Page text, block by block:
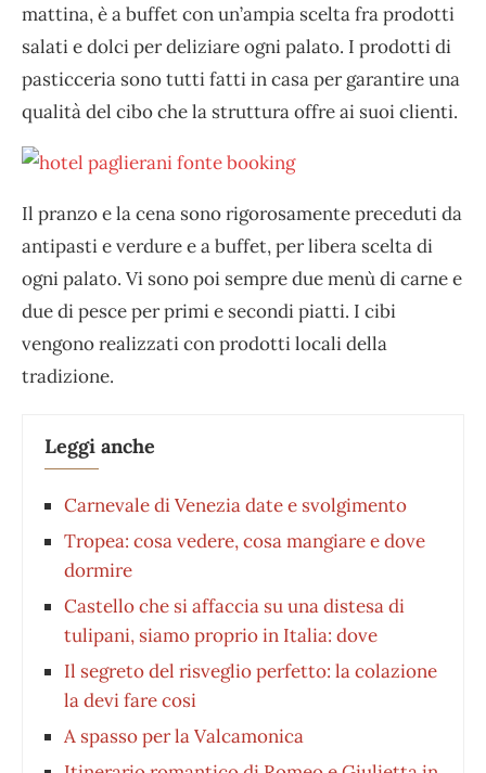
mattina, è a buffet con un’ampia scelta fra prodotti
salati e dolci per deliziare ogni palato. I prodotti di
pasticceria sono tutti fatti in casa per garantire una
qualità del cibo che la struttura offre ai suoi clienti.
Il pranzo e la cena sono rigorosamente preceduti da
antipasti e verdure e a buffet, per libera scelta di
ogni palato. Vi sono poi sempre due menù di carne e
due di pesce per primi e secondi piatti. I cibi
vengono realizzati con prodotti locali della
tradizione.
Leggi anche
Carnevale di Venezia date e svolgimento
Tropea: cosa vedere, cosa mangiare e dove
dormire
Castello che si affaccia su una distesa di
tulipani, siamo proprio in Italia: dove
Il segreto del risveglio perfetto: la colazione
la devi fare cosi
A spasso per la Valcamonica